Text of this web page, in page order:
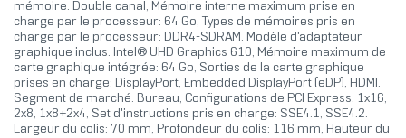
mémoire: Double canal, Mémoire interne maximum prise en
charge par le processeur: 64 Go, Types de mémoires pris en
charge par le processeur: DDR4-SDRAM. Modèle d'adaptateur
graphique inclus: Intel® UHD Graphics 610, Mémoire maximum de
carte graphique intégrée: 64 Go, Sorties de la carte graphique
prises en charge: DisplayPort, Embedded DisplayPort (eDP), HDMI.
Segment de marché: Bureau, Configurations de PCI Express: 1x16,
2x8, 1x8+2x4, Set d'instructions pris en charge: SSE4.1, SSE4.2.
Largeur du colis: 70 mm, Profondeur du colis: 116 mm, Hauteur du